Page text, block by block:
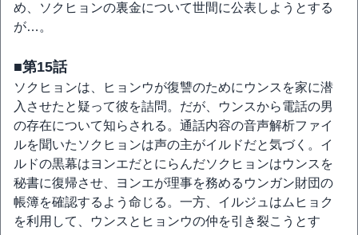
め、ソクヒョンの裏金について世間に公表しようとする
が…。
■第15話
ソクヒョンは、ヒョンウが復讐のためにウンスを家に潜
入させたと疑って彼を詰問。だが、ウンスから電話の男
の存在について知らされる。通話内容の音声解析ファイ
ルを聞いたソクヒョンは声の主がイルドだと気づく。イ
ルドの黒幕はヨンエだとにらんだソクヒョンはウンスを
秘書に復帰させ、ヨンエが理事を務めるウンガン財団の
帳簿を確認するよう命じる。一方、イルジュはムヒョク
を利用して、ウンスとヒョンウの仲を引き裂こうとす